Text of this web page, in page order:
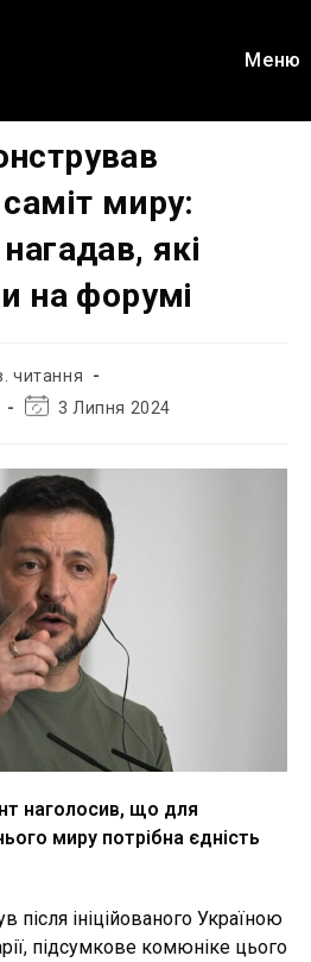
Меню
миру:
які
на форумі
читання
Остання3 Липня 2024
наголосив, що для
миру потрібна єдність
після ініційованого Україною
підсумкове комюніке цього